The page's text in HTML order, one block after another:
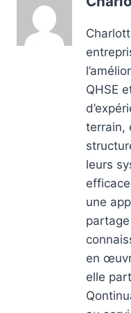
QHSE
terrain,
leurs
une
en
elle